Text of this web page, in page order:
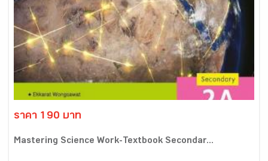
ราคา 190 บาท
Mastering Science Work-Textbook Secondar...